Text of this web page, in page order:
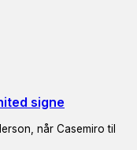
signe
når Casemiro til